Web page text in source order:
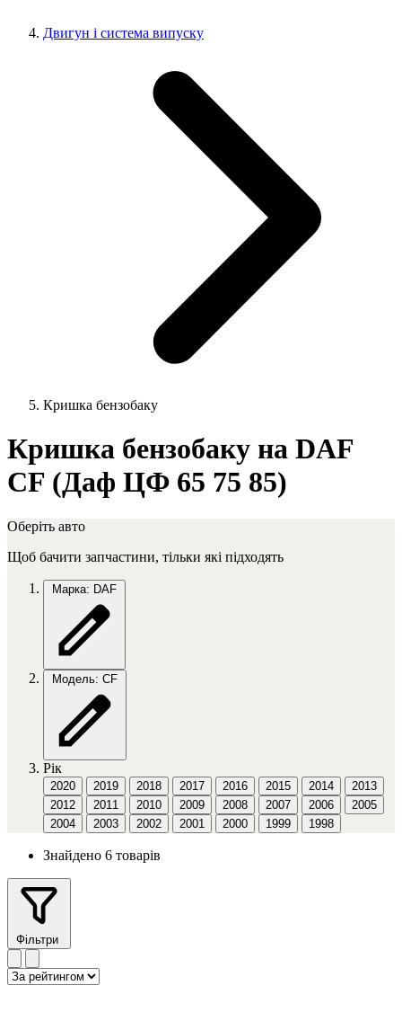
Двигун і система випуску
Кришка бензобаку
Кришка бензобаку на DAF
CF (Даф ЦФ 65 75 85)
Оберіть авто
Щоб бачити запчастини, тільки які підходять
Марка: DAF
Модель: CF
Рік
2020 2019 2018 2017 2016 2015 2014
2013
2012
2011 2010 2009 2008 2007 2006
2005
2004
2003 2002 2001 2000 1999 1998
Знайдено 6 товарів
Фільтри